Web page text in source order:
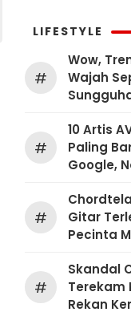
LIFESTYLE
#
Wow,
Wajah
#
10 Artis
Paling
Google,
#
Gitar
Pecinta
#
Skandal
Terekam
Rekan